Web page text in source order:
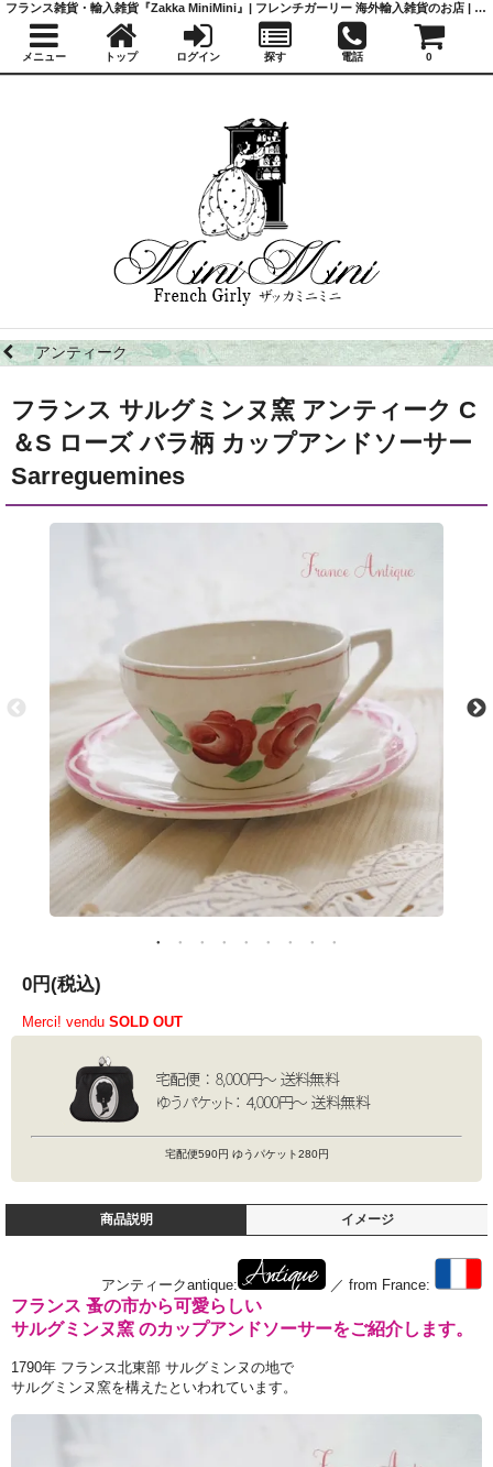
アンティーク
フランス サルグミンヌ窯 アンティーク C
＆S ローズ バラ柄 カップアンドソーサー
Sarreguemines
0円(税込)
Merci! vendu SOLD OUT
宅配便590円 ゆうパケット280円
商品説明 イメージ
アンティークantique: ／ from France:
フランス 蚤の市から可愛らしい
サルグミンヌ窯 のカップアンドソーサーをご紹介します。
1790年 フランス北東部 サルグミンヌの地で
サルグミンヌ窯を構えたといわれています。
フランス雑貨・輸入雑貨『Zakka MiniMini』| フレンチガーリー 海外輸入雑貨のお店 | かわいい雑貨 | 蚤の市 | アンティーク
メニュー トップ ログイン 探す 電話 0